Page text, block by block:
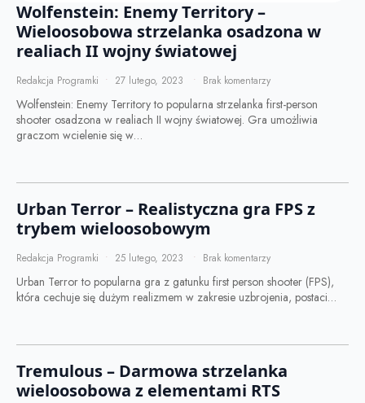
Wolfenstein: Enemy Territory –
Wieloosobowa strzelanka osadzona w
realiach II wojny światowej
Redakcja Programki 27 lutego, 2023 Brak komentarzy
Wolfenstein: Enemy Territory to popularna strzelanka first-person
shooter osadzona w realiach II wojny światowej. Gra umożliwia
graczom wcielenie się w…
Urban Terror – Realistyczna gra FPS z
trybem wieloosobowym
Redakcja Programki 25 lutego, 2023 Brak komentarzy
Urban Terror to popularna gra z gatunku first person shooter (FPS),
która cechuje się dużym realizmem w zakresie uzbrojenia, postaci…
Tremulous – Darmowa strzelanka
wieloosobowa z elementami RTS